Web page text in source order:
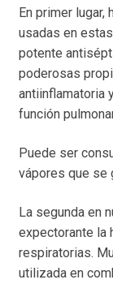
En primer lugar,
usadas en
potente
poderosas
antiinflamatoria
función
Puede ser
vápores que se
La segunda en
expectorante la
respiratorias.
utilizada en